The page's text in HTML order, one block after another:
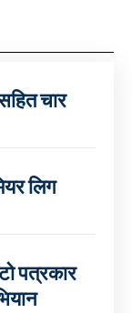
चार
लिग
पत्रकार